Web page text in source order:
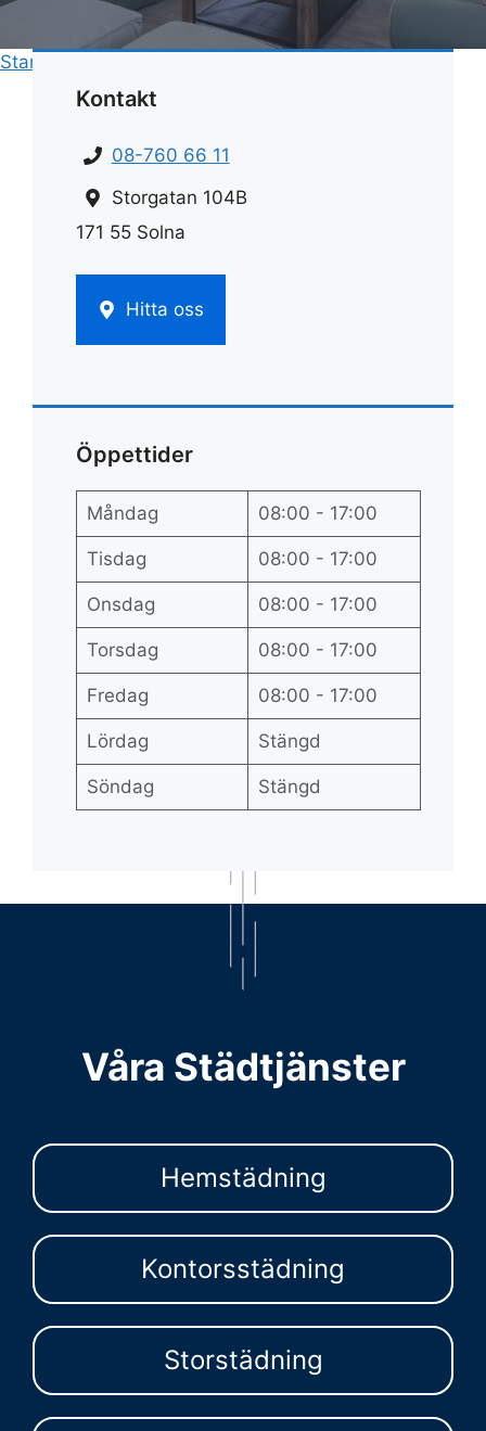
Start
Kontakt
08-760 66 11
Storgatan 104B
171 55 Solna
Hitta oss
Öppettider
Måndag 08:00 - 17:00
Tisdag 08:00 - 17:00
Onsdag 08:00 - 17:00
Torsdag 08:00 - 17:00
Fredag 08:00 - 17:00
Lördag Stängd
Söndag Stängd
Våra Städtjänster
Hemstädning
Kontorsstädning
Storstädning